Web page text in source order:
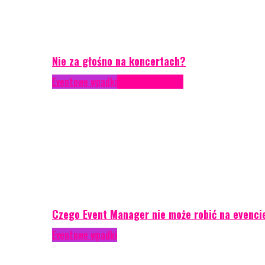
Nie za głośno na koncertach?
Eventowe wpadki
Czego Event Manager nie może robić na
Eventowe wpadki